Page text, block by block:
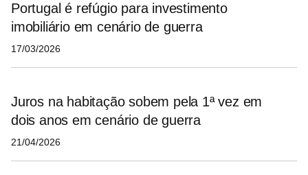
Portugal é refúgio para investimento
imobiliário em cenário de guerra
17/03/2026
Juros na habitação sobem pela 1ª vez em
dois anos em cenário de guerra
21/04/2026